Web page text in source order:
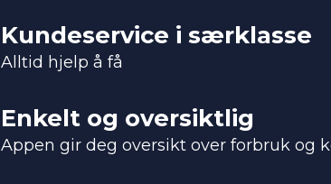
Kundeservice i særklasse
Alltid hjelp å få
Enkelt og oversiktlig
Appen gir deg oversikt over forbruk og